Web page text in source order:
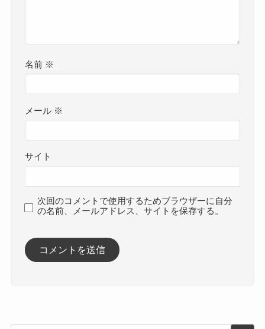
名前 ※
メール ※
サイト
次回のコメントで使用するためブラウザーに自分
の名前、メールアドレス、サイトを保存する。